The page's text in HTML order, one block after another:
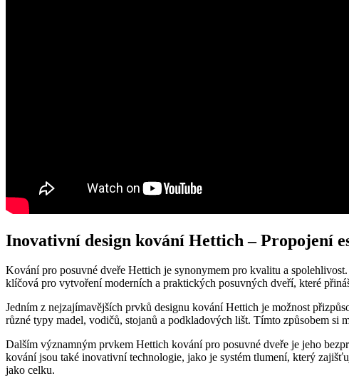
Inovativní design kování Hettich – Propojení
Kování pro posuvné dveře Hettich je synonymem pro kvalitu a
klíčová pro vytvoření moderních a praktických posuvných dveří, které
Jedním z nejzajímavějších prvků designu kování Hettich je možnost
různé typy madel, vodičů, stojanů a podkladových lišt. Tímto způsobem
Dalším významným prvkem Hettich kování pro posuvné dveře je jeho
kování jsou také inovativní technologie, jako je systém tlumení, který
jako celku.